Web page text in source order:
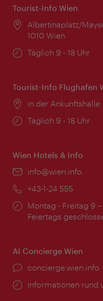
Tourist-Info Wien
Ort:
Albertinaplatz/
1010 Wien
Öffnungszeiten:
Täglich 9 - 18 Uhr
Tourist-Info Flughafen
Ort:
in der Ankunftshalle
Öffnungszeiten:
Täglich 9 - 18 Uhr
Wien Hotels & Info
Email:
info@wien.info
Telefon:
+43-1-24 555
Öffnungszeiten:
Montag - Freitag 9 –
Feiertags
AI Concierge Wien
Ort:
concierge.wien.info
Öffnungszeiten:
Informationen rund